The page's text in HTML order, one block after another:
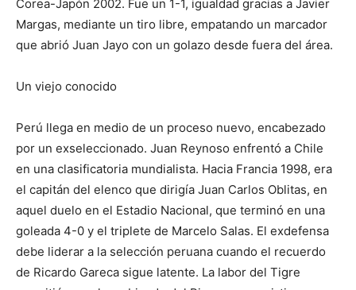
Corea-Japón 2002. Fue un 1-1, igualdad gracias a Javier
Margas, mediante un tiro libre, empatando un marcador
que abrió Juan Jayo con un golazo desde fuera del área.
Un viejo conocido
Perú llega en medio de un proceso nuevo, encabezado
por un exseleccionado. Juan Reynoso enfrentó a Chile
en una clasificatoria mundialista. Hacia Francia 1998, era
el capitán del elenco que dirigía Juan Carlos Oblitas, en
aquel duelo en el Estadio Nacional, que terminó en una
goleada 4-0 y el triplete de Marcelo Salas. El exdefensa
debe liderar a la selección peruana cuando el recuerdo
de Ricardo Gareca sigue latente. La labor del Tigre